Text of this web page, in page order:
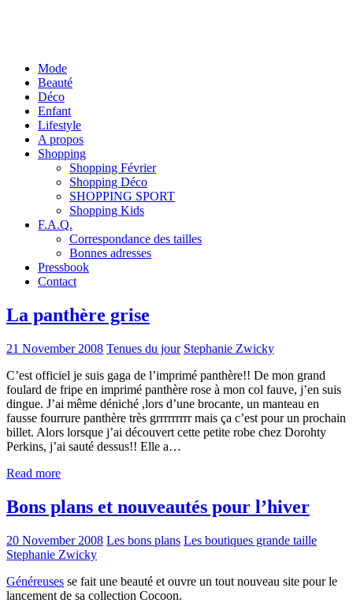
Mode
Beauté
Déco
Enfant
Lifestyle
A propos
Shopping
Shopping Février
Shopping Déco
SHOPPING SPORT
Shopping Kids
F.A.Q.
Correspondance des tailles
Bonnes adresses
Pressbook
Contact
La panthère grise
21 November 2008 Tenues du jour Stephanie Zwicky
C’est officiel je suis gaga de l’imprimé panthère!! De mon grand
foulard de fripe en imprimé panthère rose à mon col fauve, j’en suis
dingue. J’ai même déniché ,lors d’une brocante, un manteau en
fausse fourrure panthère très grrrrrrrrr mais ça c’est pour un prochain
billet. Alors lorsque j’ai découvert cette petite robe chez Dorohty
Perkins, j’ai sauté dessus!! Elle a…
Read more
Bons plans et nouveautés pour l’hiver
20 November 2008 Les bons plans Les boutiques grande taille
Stephanie Zwicky
Généreuses se fait une beauté et ouvre un tout nouveau site pour le
lancement de sa collection Cocoon.